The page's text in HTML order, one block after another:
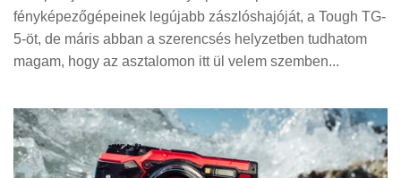
fényképezőgépeinek legújabb zászlóshajóját, a Tough TG-
5-öt, de máris abban a szerencsés helyzetben tudhatom
magam, hogy az asztalomon itt ül velem szemben...